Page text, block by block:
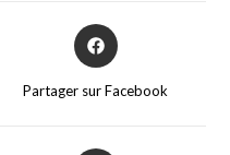
Partager sur Facebook